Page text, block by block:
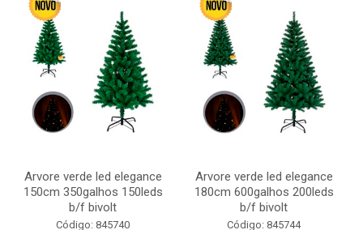
Arvore verde led elegance
150cm 350galhos 150leds
b/f bivolt
Código: 845740
Arvore verde led elegance
180cm 600galhos 200leds
b/f bivolt
Código: 845744